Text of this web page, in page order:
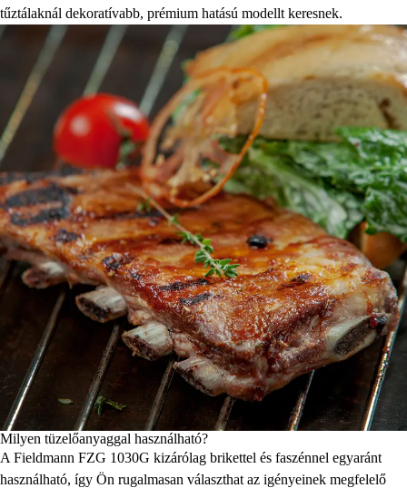
tűztálaknál dekoratívabb, prémium hatású modellt keresnek.
Milyen tüzelőanyaggal használható?
A Fieldmann FZG 1030G kizárólag brikettel és faszénnel egyaránt
használható, így Ön rugalmasan választhat az igényeinek megfelelő